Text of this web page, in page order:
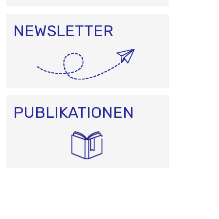
NEWSLETTER
PUBLIKATIONEN